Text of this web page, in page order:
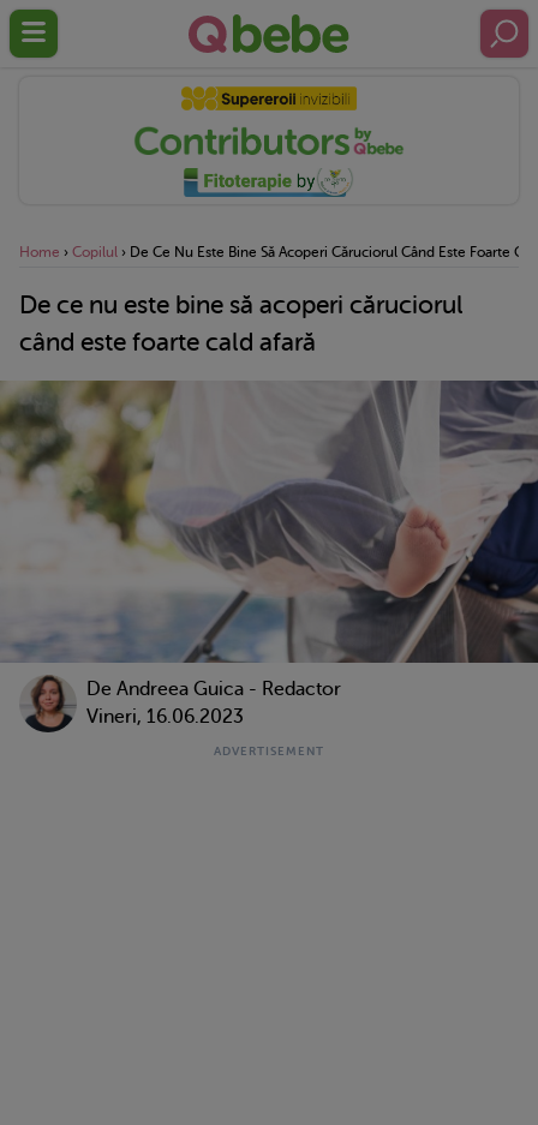
Home › Copilul › De Ce Nu Este Bine Să Acoperi Căruciorul Când Este Foarte
De ce nu este bine să acoperi căruciorul
când este foarte cald afară
De Andreea Guica - Redactor
Vineri, 16.06.2023